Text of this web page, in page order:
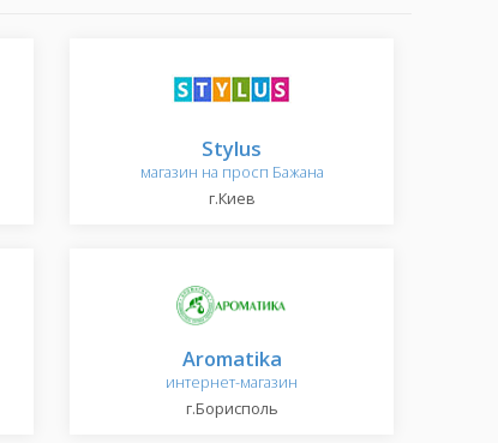
Stylus
магазин на просп Бажана
г.Киев
Aromatika
интернет-магазин
г.Борисполь